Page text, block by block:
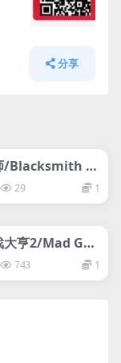
分享
网盘下载游戏
/Blacksmith M
29 1
网盘下载游戏
大亨2/Mad Ga
2
743 1